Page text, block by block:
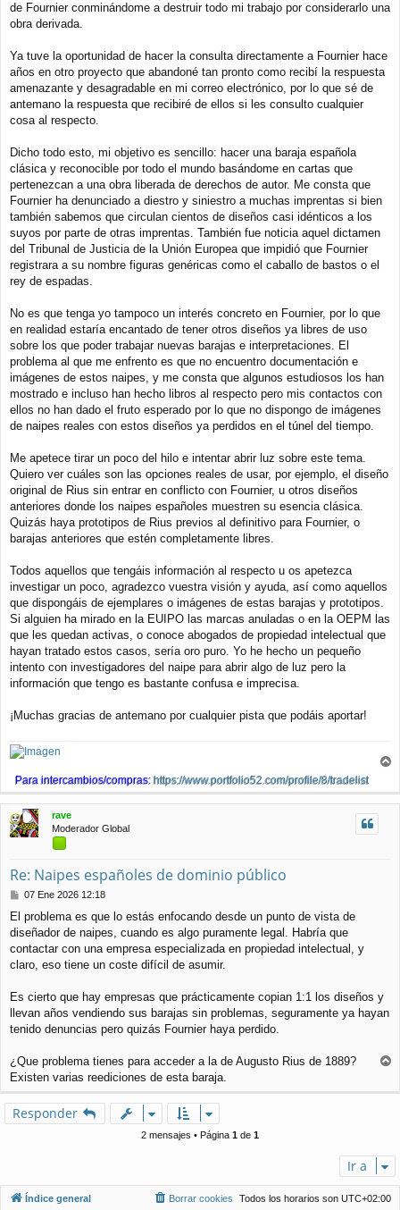
de Fournier conminándome a destruir todo mi trabajo por considerarlo una
obra derivada.
Ya tuve la oportunidad de hacer la consulta directamente a Fournier hace
años en otro proyecto que abandoné tan pronto como recibí la respuesta
amenazante y desagradable en mi correo electrónico, por lo que sé de
antemano la respuesta que recibiré de ellos si les consulto cualquier
cosa al respecto.
Dicho todo esto, mi objetivo es sencillo: hacer una baraja española
clásica y reconocible por todo el mundo basándome en cartas que
pertenezcan a una obra liberada de derechos de autor. Me consta que
Fournier ha denunciado a diestro y siniestro a muchas imprentas si bien
también sabemos que circulan cientos de diseños casi idénticos a los
suyos por parte de otras imprentas. También fue noticia aquel dictamen
del Tribunal de Justicia de la Unión Europea que impidió que Fournier
registrara a su nombre figuras genéricas como el caballo de bastos o el
rey de espadas.
No es que tenga yo tampoco un interés concreto en Fournier, por lo que
en realidad estaría encantado de tener otros diseños ya libres de uso
sobre los que poder trabajar nuevas barajas e interpretaciones. El
problema al que me enfrento es que no encuentro documentación e
imágenes de estos naipes, y me consta que algunos estudiosos los han
mostrado e incluso han hecho libros al respecto pero mis contactos con
ellos no han dado el fruto esperado por lo que no dispongo de imágenes
de naipes reales con estos diseños ya perdidos en el túnel del tiempo.
Me apetece tirar un poco del hilo e intentar abrir luz sobre este tema.
Quiero ver cuáles son las opciones reales de usar, por ejemplo, el diseño
original de Rius sin entrar en conflicto con Fournier, u otros diseños
anteriores donde los naipes españoles muestren su esencia clásica.
Quizás haya prototipos de Rius previos al definitivo para Fournier, o
barajas anteriores que estén completamente libres.
Todos aquellos que tengáis información al respecto u os apetezca
investigar un poco, agradezco vuestra visión y ayuda, así como aquellos
que dispongáis de ejemplares o imágenes de estas barajas y prototipos.
Si alguien ha mirado en la EUIPO las marcas anuladas o en la OEPM las
que les quedan activas, o conoce abogados de propiedad intelectual que
hayan tratado estos casos, sería oro puro. Yo he hecho un pequeño
intento con investigadores del naipe para abrir algo de luz pero la
información que tengo es bastante confusa e imprecisa.
¡Muchas gracias de antemano por cualquier pista que podáis aportar!
Para intercambios/compras: https://www.portfolio52.com/profile/8/tradelist
r
i
rave
Moderador Global
Re: Naipes españoles de dominio público
M
s
a
j
07 Ene 2026 12:18
El problema es que lo estás enfocando desde un punto de vista de
diseñador de naipes, cuando es algo puramente legal. Habría que
contactar con una empresa especializada en propiedad intelectual, y
claro, eso tiene un coste difícil de asumir.
Es cierto que hay empresas que prácticamente copian 1:1 los diseños y
llevan años vendiendo sus barajas sin problemas, seguramente ya hayan
tenido denuncias pero quizás Fournier haya perdido.
¿Que problema tienes para acceder a la de Augusto Rius de 1889?
Existen varias reediciones de esta baraja.
Responder
2 mensajes • Página 1 de 1
Ir a
Índice general Todos los horarios son UTC+02:00
Borrar cookies